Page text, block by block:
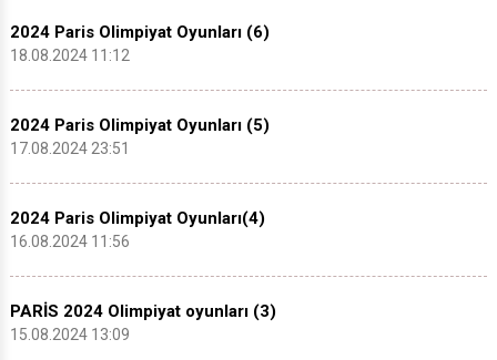
2024 Paris Olimpiyat Oyunları (6)
18.08.2024 11:12
2024 Paris Olimpiyat Oyunları (5)
17.08.2024 23:51
2024 Paris Olimpiyat Oyunları(4)
16.08.2024 11:56
PARİS 2024 Olimpiyat oyunları (3)
15.08.2024 13:09